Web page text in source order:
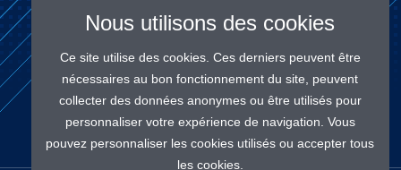
Connexion
Nous utilisons des cookies
Ce site utilise des cookies. Ces derniers peuvent être
nécessaires au bon fonctionnement du site, peuvent
collecter des données anonymes ou être utilisés pour
personnaliser votre expérience de navigation. Vous
pouvez personnaliser les cookies utilisés ou accepter tous
les cookies.